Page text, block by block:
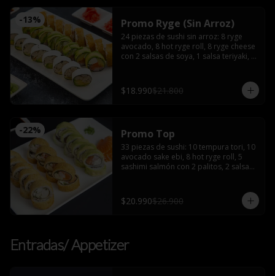
-13% Promo Ryge (Sin Arroz)
24 piezas de sushi sin arroz: 8 ryge
avocado, 8 hot ryge roll, 8 ryge cheese
con 2 salsas de soya, 1 salsa teriyaki, 2
$18.990$21.800
-22% Promo Top
33 piezas de sushi: 10 tempura tori, 10
avocado sake ebi, 8 hot ryge roll, 5
sashimi salmón con 2 palitos, 2 salsas
$20.990$26.900
Entradas/ Appetizer